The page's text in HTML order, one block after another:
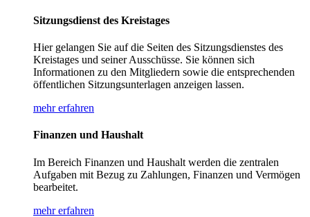
Sitzungsdienst des Kreistages
Hier gelangen Sie auf die Seiten des Sitzungsdienstes des
Kreistages und seiner Ausschüsse. Sie können sich
Informationen zu den Mitgliedern sowie die entsprechenden
öffentlichen Sitzungsunterlagen anzeigen lassen.
mehr erfahren
Finanzen und Haushalt
Im Bereich Finanzen und Haushalt werden die zentralen
Aufgaben mit Bezug zu Zahlungen, Finanzen und Vermögen
bearbeitet.
mehr erfahren